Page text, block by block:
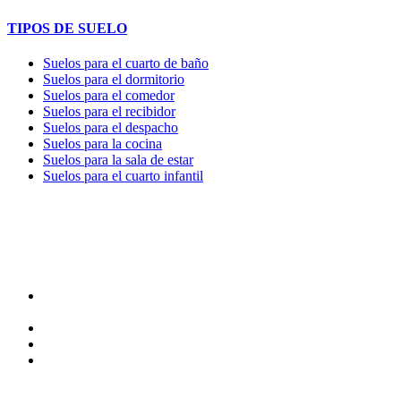
TIPOS DE SUELO
Suelos para el cuarto de baño
Suelos para el dormitorio
Suelos para el comedor
Suelos para el recibidor
Suelos para el despacho
Suelos para la cocina
Suelos para la sala de estar
Suelos para el cuarto infantil